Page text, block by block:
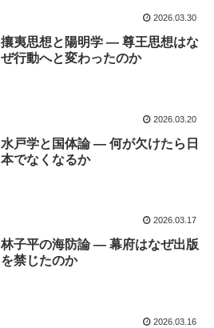
2026.03.30
攘夷思想と陽明学 ― 尊王思想はな
ぜ行動へと変わったのか
2026.03.20
水戸学と国体論 ― 何が欠けたら日
本でなくなるか
2026.03.17
林子平の海防論 ― 幕府はなぜ出版
を禁じたのか
2026.03.16